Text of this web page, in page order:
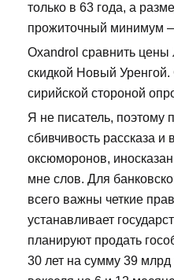
только в 63 года, а
прожиточный минимум
Oxandrol сравнить
скидкой Новый
сирийской стороной
Я не писатель, поэтому
сбивчивость рассказа
оксюморонов,
мне слов. Для
всего важны четкие
устанавливает
планируют продать
30 лет на сумму 39 млрд